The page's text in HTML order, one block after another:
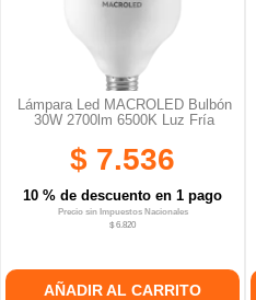
Lámpara Led MACROLED Bulbón
30W 2700lm 6500K Luz Fría
$ 7.536
10 % de descuento en 1 pago
Precio sin Impuestos Nacionales
$ 6.820
AÑADIR AL CARRITO